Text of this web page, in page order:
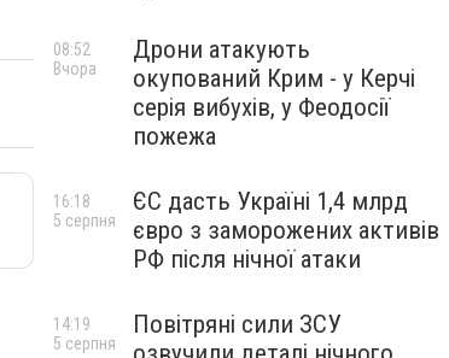
Дрони атакують
окупований Крим - у Керчі
серія вибухів, у Феодосії
пожежа
08:52
Вчора
ЄС дасть Україні 1,4 млрд
євро з заморожених активів
РФ після нічної атаки
16:18
5 серпня
Повітряні сили ЗСУ
14:19
5 серпня